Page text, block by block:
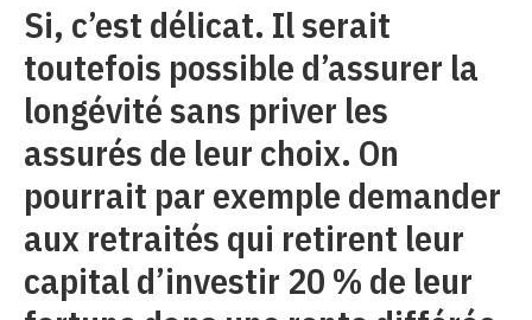
Si, c’est délicat. Il serait
toutefois possible d’assurer la
longévité sans priver les
assurés de leur choix. On
pourrait par exemple demander
aux retraités qui retirent leur
capital d’investir 20 % de leur